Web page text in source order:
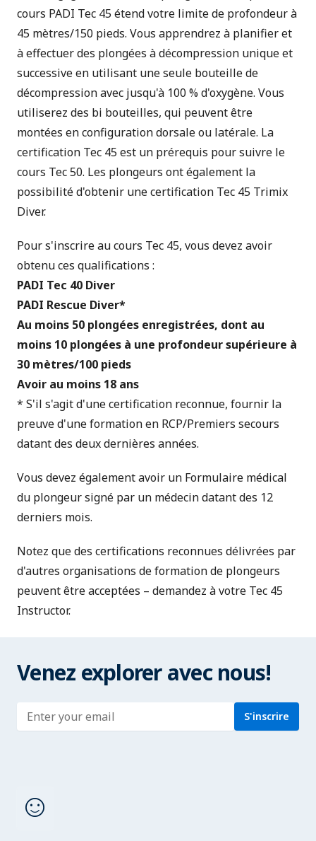
cours PADI Tec 45 étend votre limite de profondeur à
45 mètres/150 pieds. Vous apprendrez à planifier et
à effectuer des plongées à décompression unique et
successive en utilisant une seule bouteille de
décompression avec jusqu'à 100 % d'oxygène. Vous
utiliserez des bi bouteilles, qui peuvent être
montées en configuration dorsale ou latérale. La
certification Tec 45 est un prérequis pour suivre le
cours Tec 50. Les plongeurs ont également la
possibilité d'obtenir une certification Tec 45 Trimix
Diver.
Pour s'inscrire au cours Tec 45, vous devez avoir
obtenu ces qualifications :
PADI Tec 40 Diver
PADI Rescue Diver*
Au moins 50 plongées enregistrées, dont au
moins 10 plongées à une profondeur supérieure à
30 mètres/100 pieds
Avoir au moins 18 ans
* S'il s'agit d'une certification reconnue, fournir la
preuve d'une formation en RCP/Premiers secours
datant des deux dernières années.
Vous devez également avoir un Formulaire médical
du plongeursigné par un médecin datant des 12
derniers mois.
Notez que des certifications reconnues délivrées par
d'autres organisations de formation de plongeurs
peuvent être acceptées – demandez à votre Tec 45
Instructor.
Venez explorer avec nous!
Enter address S'inscrire
sentiment_satisfied